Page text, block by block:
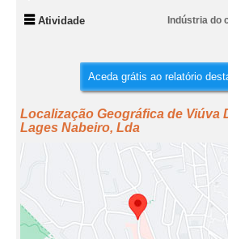
Atividade Indústria do
Aceda grátis ao relatório
Localização Geográfica de Viúva
Lages Nabeiro, Lda